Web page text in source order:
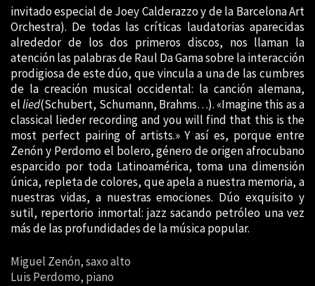
invitado especial de Joey Calderazzo y de la Barcelona Art
Orchestra). De todas las críticas laudatorias aparecidas
alrededor de los dos primeros discos, nos llaman la
atención las palabras de Raul Da Gama sobre la interacción
prodigiosa de este dúo, que vincula a una de las cumbres
de la creación musical occidental: la canción alemana,
ellied(Schubert, Schumann, Brahms…). «Imagine this as a
classical lieder recording and you will find that this is the
most perfect pairing of artists.» Y así es, porque entre
Zenón y Perdomo el bolero, género de origen afrocubano
esparcido por toda Latinoamérica, toma una dimensión
única, repleta de colores, que apela a nuestra memoria, a
nuestras vidas, a nuestras emociones. Dúo exquisito y
sutil, repertorio inmortal: jazz sacando petróleo una vez
más de las profundidades de la música popular.
Miguel Zenón, saxo alto
Luis Perdomo, piano